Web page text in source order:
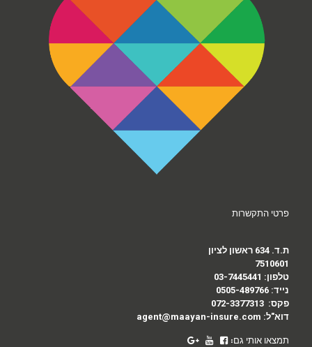
פרטי התקשרות
ת.ד. 634 ראשון לציון
7510601
טלפון: 03-7445441
נייד: 0505-489766
פקס: 072-3377313
דוא"ל: agent@maayan-insure.com
תמצאו אותי גם: